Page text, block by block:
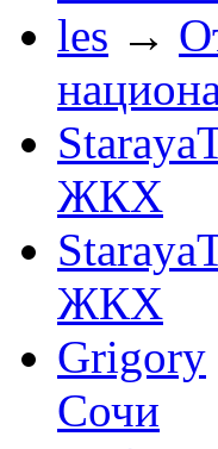
les →
ЖКХ
ЖКХ
Grigory
Сочи